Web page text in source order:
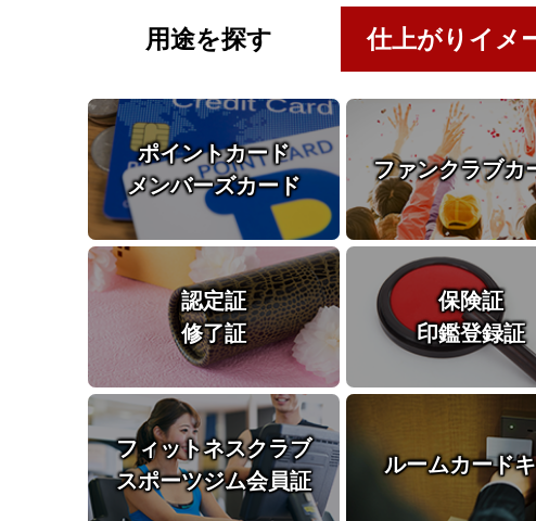
用途を探す
ポイントカード
メンバーズカード
ファンクラブカ
認定証
修了証
保険証
印鑑登録証
フィットネスクラブ
スポーツジム会員証
ルームカード
仕上がりイメ